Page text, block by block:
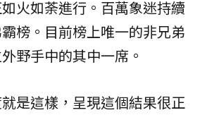
火如荼進行。百萬象迷持續
榜。目前榜上唯一的非兄弟
野手中的其中一席。
是這樣，呈現這個結果很正